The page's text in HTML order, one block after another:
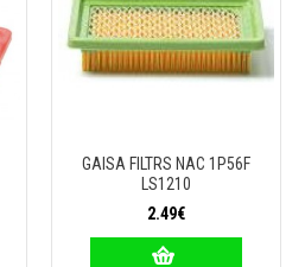
GAISA FILTRS NAC 1P56F
LS1210
2.49€